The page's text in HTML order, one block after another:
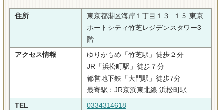
住所
東京都港区海岸１丁目１３−１５ 東京
ポートシティ竹芝レジデンスタワー3
階
アクセス情報
ゆりかもめ「竹芝駅」徒歩２分
JR「浜松町駅」徒歩７分
都営地下鉄「大門駅」徒歩7分
最寄駅：JR京浜東北線 浜松町駅
TEL 0334314618